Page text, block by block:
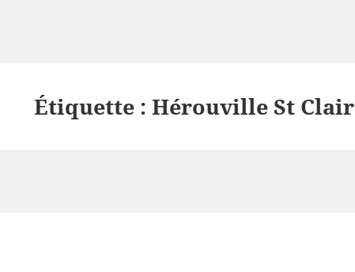
Étiquette :Hérouville St Clair